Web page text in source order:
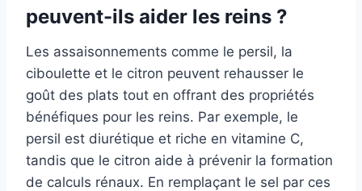
peuvent-ils aider les reins ?
Les assaisonnements comme le persil, la
ciboulette et le citron peuvent rehausser le
goût des plats tout en offrant des propriétés
bénéfiques pour les reins. Par exemple, le
persil est diurétique et riche en vitamine C,
tandis que le citron aide à prévenir la formation
de calculs rénaux. En remplaçant le sel par ces